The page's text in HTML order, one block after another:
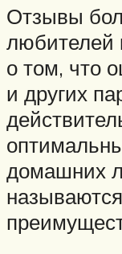
Отзывы
любителей
о том, что
и других
домашних